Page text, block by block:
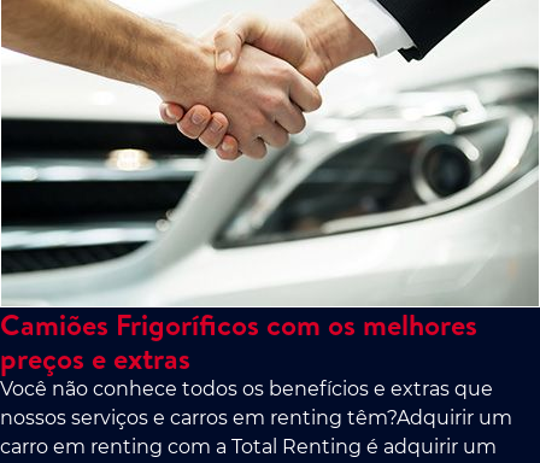
Camiões Frigoríficos com os melhores
preços e extras
Você não conhece todos os benefícios e extras que
nossos serviços e carros em renting têm?Adquirir um
carro em renting com a Total Renting é adquirir um